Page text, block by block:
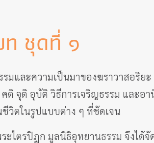
ท ชุดที่ ๑
รมและความเป็นมาของฆราวาสอริย
ติ จุติ อุบัติ วิธีการเจริญธรรม และอ
วิตในรูปแบบต่าง ๆ ที่ชัดเจน
ะไตรปิฎก มูลนิธิอุทยานธรรม จึงได้